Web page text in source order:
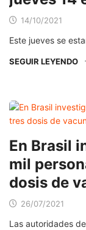
14/10/2021
Este jueves se
SEGUIR LEYENDO
En Brasil
mil
dosis de
26/07/2021
Las autoridades